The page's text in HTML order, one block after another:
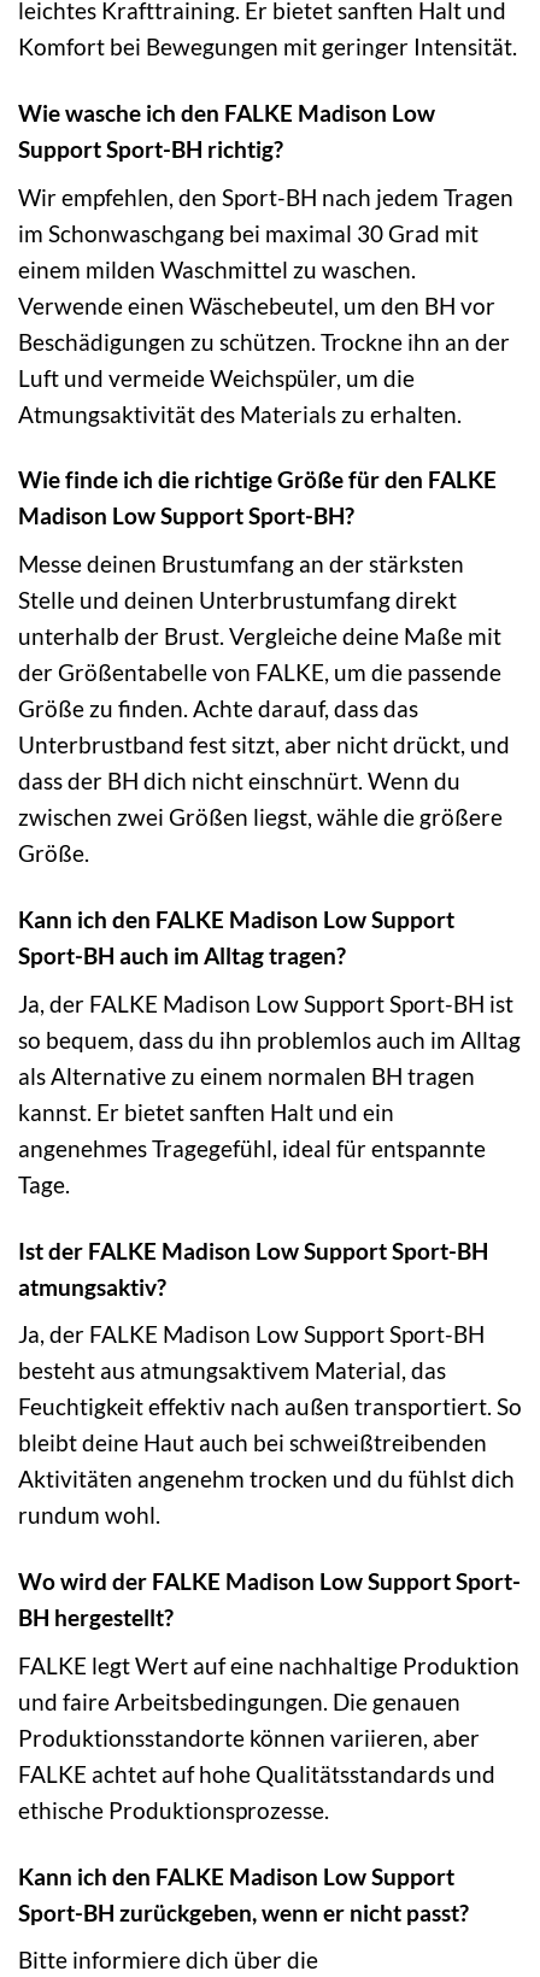
leichtes Krafttraining. Er bietet sanften Halt und
Komfort bei Bewegungen mit geringer Intensität.
Wie wasche ich den FALKE Madison Low
Support Sport-BH richtig?
Wir empfehlen, den Sport-BH nach jedem Tragen
im Schonwaschgang bei maximal 30 Grad mit
einem milden Waschmittel zu waschen.
Verwende einen Wäschebeutel, um den BH vor
Beschädigungen zu schützen. Trockne ihn an der
Luft und vermeide Weichspüler, um die
Atmungsaktivität des Materials zu erhalten.
Wie finde ich die richtige Größe für den FALKE
Madison Low Support Sport-BH?
Messe deinen Brustumfang an der stärksten
Stelle und deinen Unterbrustumfang direkt
unterhalb der Brust. Vergleiche deine Maße mit
der Größentabelle von FALKE, um die passende
Größe zu finden. Achte darauf, dass das
Unterbrustband fest sitzt, aber nicht drückt, und
dass der BH dich nicht einschnürt. Wenn du
zwischen zwei Größen liegst, wähle die größere
Größe.
Kann ich den FALKE Madison Low Support
Sport-BH auch im Alltag tragen?
Ja, der FALKE Madison Low Support Sport-BH ist
so bequem, dass du ihn problemlos auch im Alltag
als Alternative zu einem normalen BH tragen
kannst. Er bietet sanften Halt und ein
angenehmes Tragegefühl, ideal für entspannte
Tage.
Ist der FALKE Madison Low Support Sport-BH
atmungsaktiv?
Ja, der FALKE Madison Low Support Sport-BH
besteht aus atmungsaktivem Material, das
Feuchtigkeit effektiv nach außen transportiert. So
bleibt deine Haut auch bei schweißtreibenden
Aktivitäten angenehm trocken und du fühlst dich
rundum wohl.
Wo wird der FALKE Madison Low Support Sport-
BH hergestellt?
FALKE legt Wert auf eine nachhaltige Produktion
und faire Arbeitsbedingungen. Die genauen
Produktionsstandorte können variieren, aber
FALKE achtet auf hohe Qualitätsstandards und
ethische Produktionsprozesse.
Kann ich den FALKE Madison Low Support
Sport-BH zurückgeben, wenn er nicht passt?
Bitte informiere dich über die